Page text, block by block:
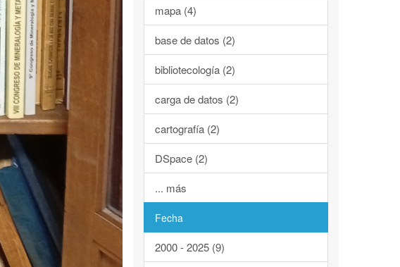
mapa (4)
base de datos (2)
bibliotecología (2)
carga de datos (2)
cartografía (2)
DSpace (2)
... más
Fecha
2000 - 2025 (9)